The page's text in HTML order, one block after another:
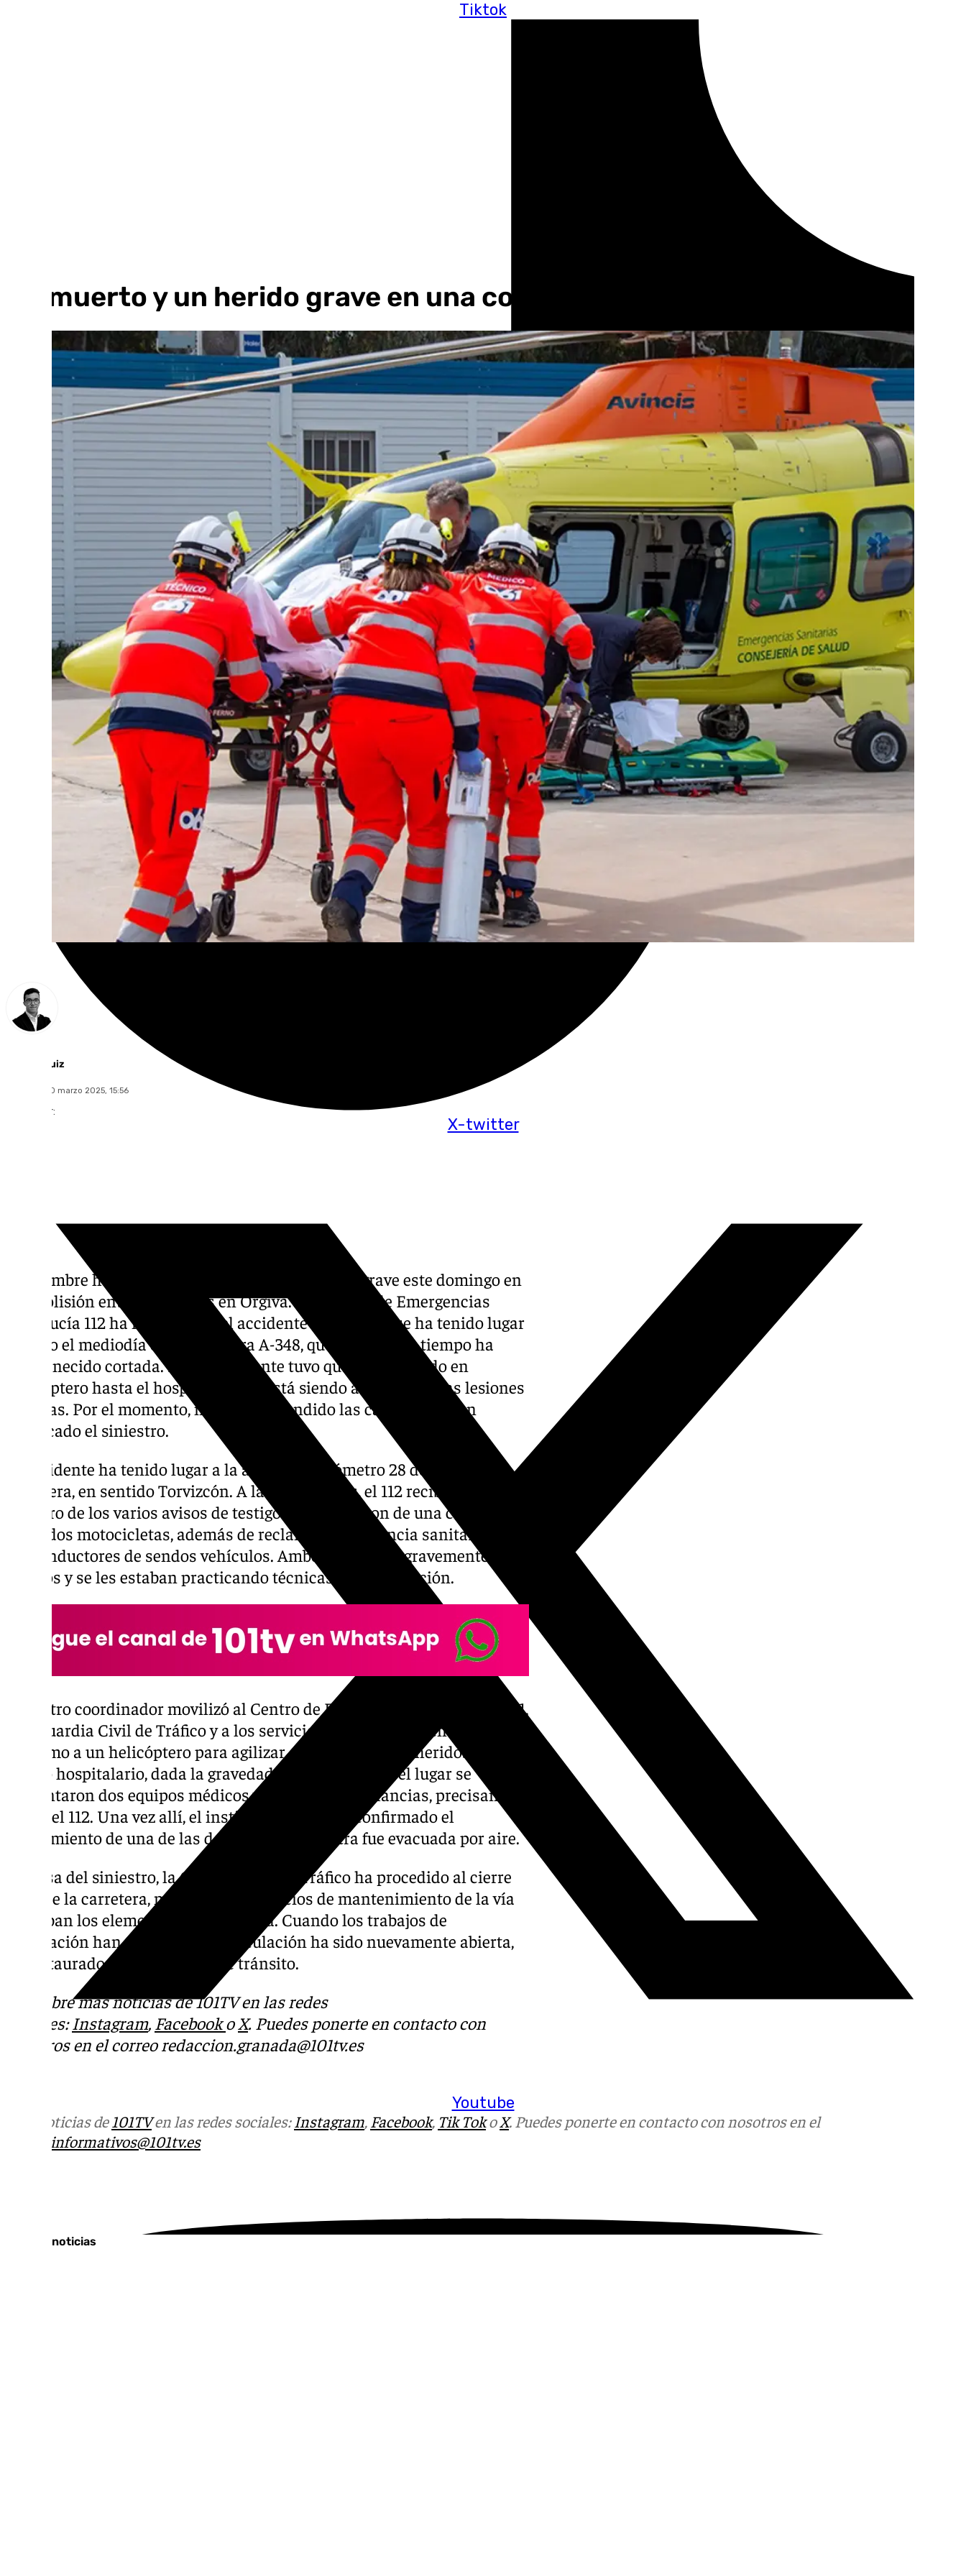
Tiktok
X-twitter
Youtube
Un muerto y un herido grave en una colisión entre motos en Órgiva
Chema Ruiz
domingo, 30 marzo 2025, 15:56
Compartir:
Un hombre ha muerto y otro ha resultado herido grave este domingo en
una colisión entre dos motos en Órgiva. El Servicio de Emergencias
Andalucía 112 ha informado del accidente de tráfico, que ha tenido lugar
pasado el mediodía en la carretera A-348, que durante un tiempo ha
permanecido cortada. El superviviente tuvo que ser evacuado en
helicóptero hasta el hospital donde está siendo atendido de las lesiones
sufridas. Por el momento, no han trascendido las causas que han
provocado el siniestro.
El accidente ha tenido lugar a la altura del kilómetro 28 de la citada
carretera, en sentido Torvizcón. A las 12:30 horas, el 112 recibió el
primero de los varios avisos de testigos que alertaron de una colisión
entre dos motocicletas, además de reclamar la asistencia sanitaria para
los conductores de sendos vehículos. Ambos quedaron gravemente
heridos y se les estaban practicando técnicas de reanimación.
El centro coordinador movilizó al Centro de Emergencias Sanitarias 061,
a la Guardia Civil de Tráfico y a los servicios de mantenimiento de la vía,
así como a un helicóptero para agilizar el traslado de los heridos a un
centro hospitalario, dada la gravedad de su estado. En el lugar se
presentaron dos equipos médicos y otras dos ambulancias, precisan
desde el 112. Una vez allí, el instituto armado ha confirmado el
fallecimiento de una de las dos personas. La otra fue evacuada por aire.
A causa del siniestro, la Guardia Civil de Tráfico ha procedido al cierre
total de la carretera, mientras los servicios de mantenimiento de la vía
retiraban los elementos de la calzada. Cuando los trabajos de
adecuación han terminado, la circulación ha sido nuevamente abierta,
ya restaurado el flujo normal de tránsito.
Descubre más noticias de 101TV en las redes
sociales: Instagram, Facebooko X. Puedes ponerte en contacto con
nosotros en el correo redaccion.granada@101tv.es
Más noticias de 101TVen las redes sociales: Instagram, Facebook, Tik TokoX. Puedes ponerte en contacto con nosotros en el
informativos@101tv.es
Últimas noticias